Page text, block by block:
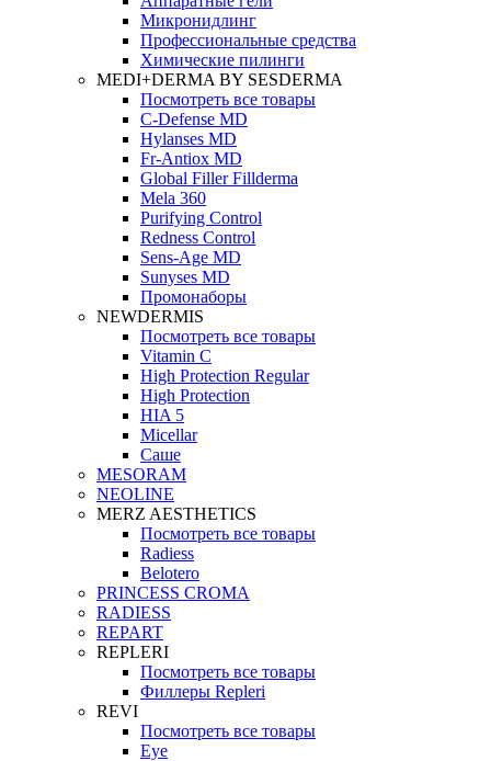
Микронидлинг
Профессиональные средства
Химические пилинги
MEDI+DERMA BY SESDERMA
Посмотреть все товары
C-Defense MD
Hylanses MD
Fr‑Antiox MD
Global Filler Fillderma
Mela 360
Purifying Control
Redness Control
Sens-Age MD
Sunyses MD
Промонаборы
NEWDERMIS
Посмотреть все товары
Vitamin C
High Protection Regular
High Protection
HIA 5
Micellar
Саше
MESORAM
NEOLINE
MERZ AESTHETICS
Посмотреть все товары
Radiess
Belotero
PRINCESS CROMA
RADIESS
REPART
REPLERI
Посмотреть все товары
Филлеры Repleri
REVI
Посмотреть все товары
Eye